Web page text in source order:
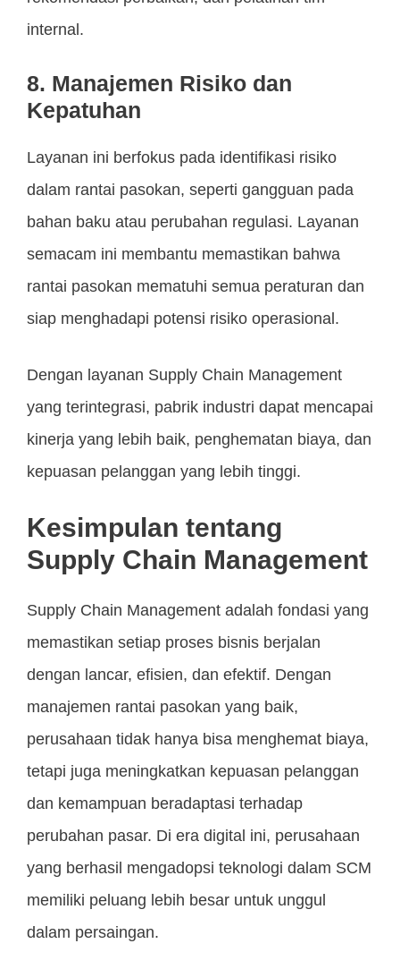
internal.
8. Manajemen Risiko dan
Kepatuhan
Layanan ini berfokus pada identifikasi risiko
dalam rantai pasokan, seperti gangguan pada
bahan baku atau perubahan regulasi. Layanan
semacam ini membantu memastikan bahwa
rantai pasokan mematuhi semua peraturan dan
siap menghadapi potensi risiko operasional.
Dengan layanan Supply Chain Management
yang terintegrasi, pabrik industri dapat mencapai
kinerja yang lebih baik, penghematan biaya, dan
kepuasan pelanggan yang lebih tinggi.
Kesimpulan tentang
Supply Chain Management
Supply Chain Management adalah fondasi yang
memastikan setiap proses bisnis berjalan
dengan lancar, efisien, dan efektif. Dengan
manajemen rantai pasokan yang baik,
perusahaan tidak hanya bisa menghemat biaya,
tetapi juga meningkatkan kepuasan pelanggan
dan kemampuan beradaptasi terhadap
perubahan pasar. Di era digital ini, perusahaan
yang berhasil mengadopsi teknologi dalam SCM
memiliki peluang lebih besar untuk unggul
dalam persaingan.